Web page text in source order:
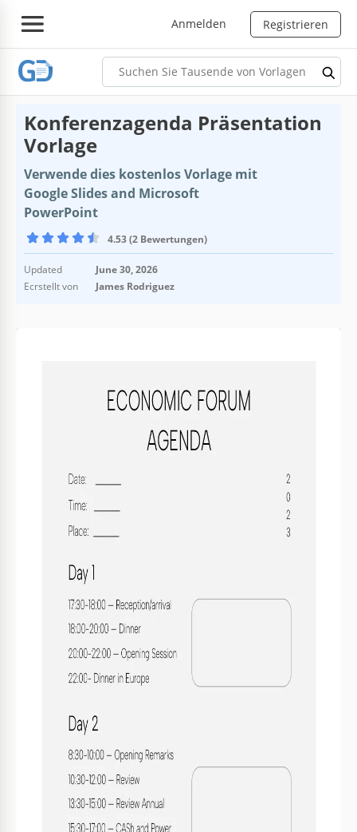
Anmelden Registrieren
Konferenzagenda Präsentation
Vorlage
Verwende dies kostenlos Vorlage mit
Google Slides and Microsoft
PowerPoint
4.53 (2 Bewertungen)
Updated
June 30, 2026
Ecrstellt von
James Rodriguez